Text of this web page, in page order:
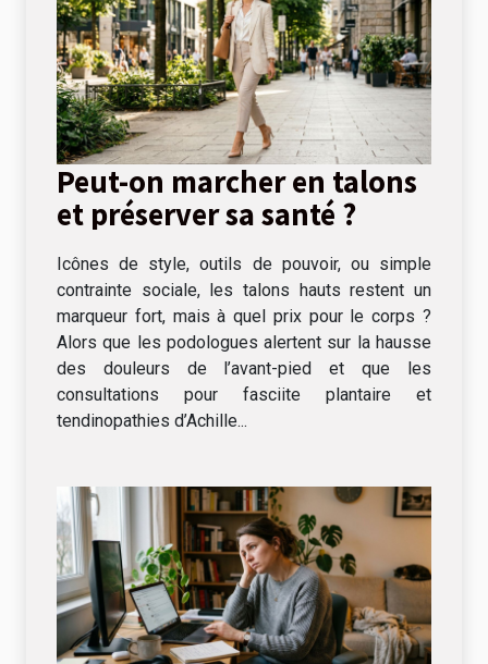
Peut-on marcher en talons
et préserver sa santé ?
Icônes de style, outils de pouvoir, ou simple
contrainte sociale, les talons hauts restent un
marqueur fort, mais à quel prix pour le corps ?
Alors que les podologues alertent sur la hausse
des douleurs de l’avant-pied et que les
consultations pour fasciite plantaire et
tendinopathies d’Achille...